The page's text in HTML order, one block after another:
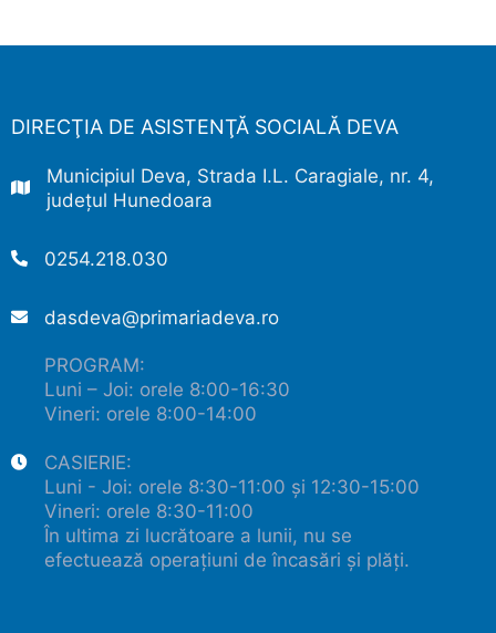
DIRECŢIA DE ASISTENŢĂ SOCIALĂ DEVA
Municipiul Deva, Strada I.L. Caragiale, nr. 4,
judeţul Hunedoara
0254.218.030
dasdeva@primariadeva.ro
PROGRAM:
Luni – Joi: orele 8:00-16:30
Vineri: orele 8:00-14:00
CASIERIE:
Luni - Joi: orele 8:30-11:00 și 12:30-15:00
Vineri: orele 8:30-11:00
În ultima zi lucrătoare a lunii, nu se
efectuează operațiuni de încasări și plăți.